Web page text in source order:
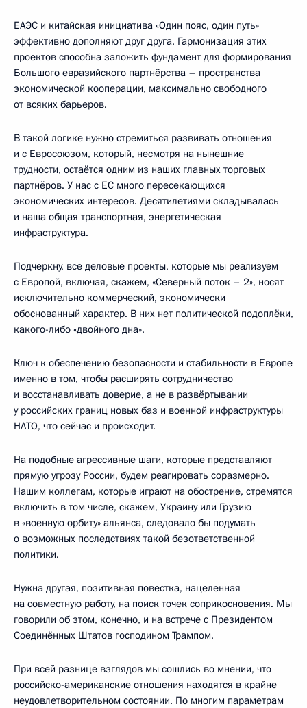
ЕАЭС и китайская инициатива «Один пояс, один путь»
эффективно дополняют друг друга. Гармонизация этих
проектов способна заложить фундамент для формирования
Большого евразийского партнёрства – пространства
экономической кооперации, максимально свободного
от всяких барьеров.
В такой логике нужно стремиться развивать отношения
и с Евросоюзом, который, несмотря на нынешние
трудности, остаётся одним из наших главных торговых
партнёров. У нас с ЕС много пересекающихся
экономических интересов. Десятилетиями складывалась
и наша общая транспортная, энергетическая
инфраструктура.
Подчеркну, все деловые проекты, которые мы реализуем
с Европой, включая, скажем, «Северный поток – 2», носят
исключительно коммерческий, экономически
обоснованный характер. В них нет политической подоплёки,
какого-либо «двойного дна».
Ключ к обеспечению безопасности и стабильности в Европе
именно в том, чтобы расширять сотрудничество
и восстанавливать доверие, а не в развёртывании
у российских границ новых баз и военной инфраструктуры
НАТО, что сейчас и происходит.
На подобные агрессивные шаги, которые представляют
прямую угрозу России, будем реагировать соразмерно.
Нашим коллегам, которые играют на обострение, стремятся
включить в том числе, скажем, Украину или Грузию
в «военную орбиту» альянса, следовало бы подумать
о возможных последствиях такой безответственной
политики.
Нужна другая, позитивная повестка, нацеленная
на совместную работу, на поиск точек соприкосновения. Мы
говорили об этом, конечно, и на встрече с Президентом
Соединённых Штатов господином Трампом.
При всей разнице взглядов мы сошлись во мнении, что
российско-американские отношения находятся в крайне
неудовлетворительном состоянии. По многим параметрам